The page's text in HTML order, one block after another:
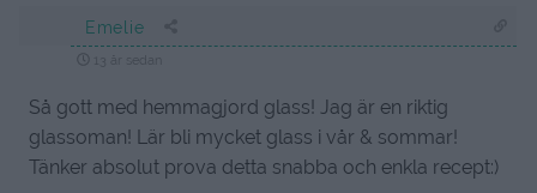
Emelie
13 år sedan
Så gott med hemmagjord glass! Jag är en riktig
glassoman! Lär bli mycket glass i vår & sommar!
Tänker absolut prova detta snabba och enkla recept:)